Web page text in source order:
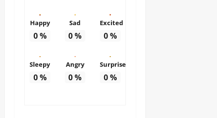
Happy
0%
Sad
0%
Excited
0%
Sleepy
0%
Angry
0%
Surprise
0%